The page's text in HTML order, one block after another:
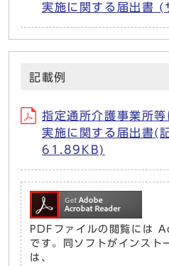
実施に関する届出書
記載例
指定通所介護事業所
実施に関する届出書(
61.89KB)
PDFファイルの閲覧には
です。同ソフトがインスト
は、